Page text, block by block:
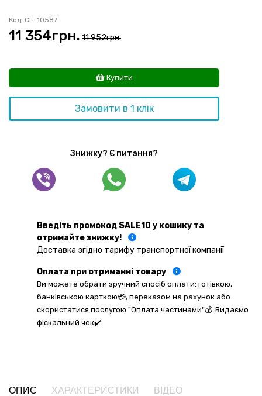
Код: CF-10587
11 354грн. 11 952грн.
Купити
Замовити в 1 клік
Знижку? Є питання?
Введіть промокод SALE10 у кошику та
отримайте знижку!
Доставка згідно тарифу транспортної компанії
Оплата при отриманні товару
Ви можете обрати зручний спосіб оплати: готівкою,
банківською карткою💳, переказом на рахунок або
скористатися послугою "Оплата частинами"💰. Видаємо
фіскальний чек✔️
ОПИС ХАРАКТЕРИСТИКИ ВІДЕО